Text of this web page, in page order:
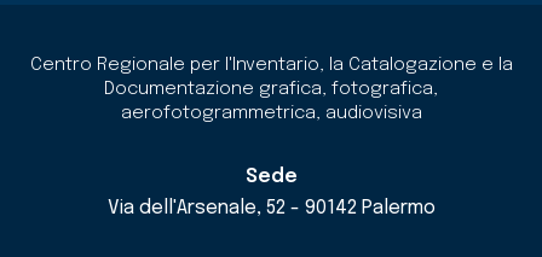
Centro Regionale per l'Inventario, la Catalogazione e la
Documentazione grafica, fotografica,
aerofotogrammetrica, audiovisiva
Sede
Via dell'Arsenale, 52 - 90142 Palermo